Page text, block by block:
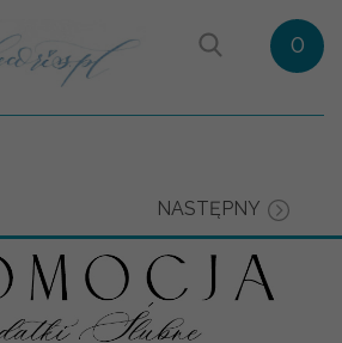
0
NASTĘPNY